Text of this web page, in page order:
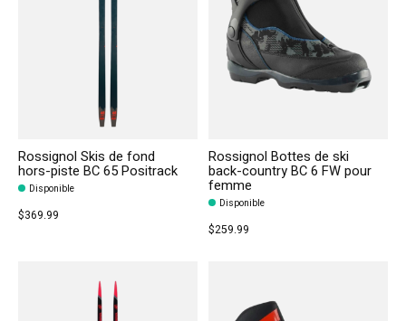
Rossignol Skis de fond
hors-piste BC 65 Positrack
Disponible
$369.99
Rossignol Bottes de ski
back-country BC 6 FW pour
femme
Disponible
$259.99